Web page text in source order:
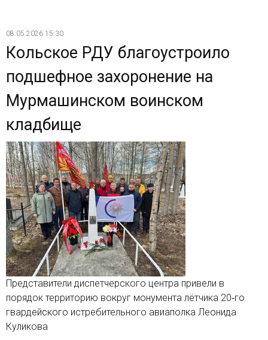
08.05.2026 15:30
Кольское РДУ благоустроило
подшефное захоронение на
Мурмашинском воинском
кладбище
Представители диспетчерского центра привели в
порядок территорию вокруг монумента лётчика 20‑го
гвардейского истребительного авиаполка Леонида
Куликова